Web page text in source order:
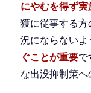
にやむを得ず
獲に従事する方
況にならないよ
ぐことが重要で
な出没抑制策へ